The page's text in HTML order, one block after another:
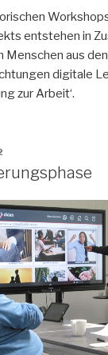
entstehen in
aus
digitale
zur Arbeit‘.